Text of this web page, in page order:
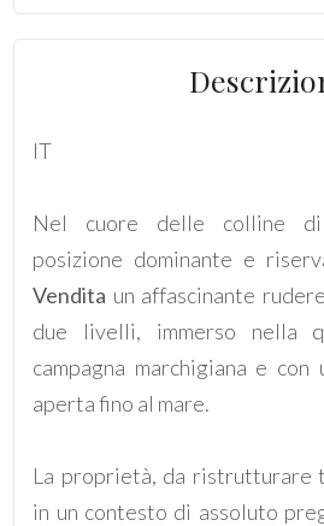
IT
Nel cuore delle colline
posizione dominante e
Vendita un affascinante
due livelli, immerso nella
campagna marchigiana e
aperta fino al mare.
La proprietà, da ristrutturare
in un contesto di assoluto
Totale
mq